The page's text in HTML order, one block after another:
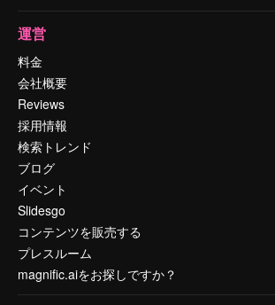
運営
料金
会社概要
Reviews
採用情報
検索トレンド
ブログ
イベント
Slidesgo
コンテンツを販売する
プレスルーム
magnific.aiをお探しですか？